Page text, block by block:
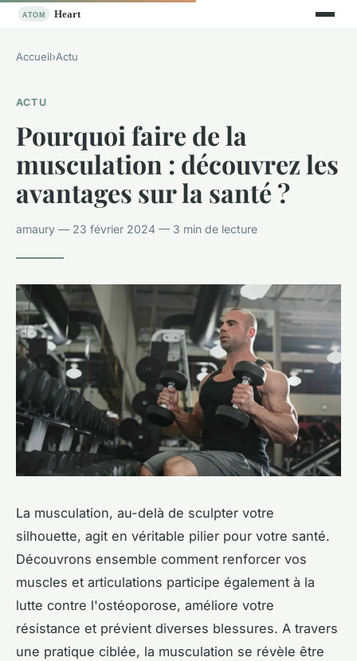
Accueil›Actu
ACTU
Pourquoi faire de la
musculation : découvrez les
avantages sur la santé ?
amaury — 23 février 2024 — 3 min de lecture
La musculation, au-delà de sculpter votre
silhouette, agit en véritable pilier pour votre santé.
Découvrons ensemble comment renforcer vos
muscles et articulations participe également à la
lutte contre l'ostéoporose, améliore votre
résistance et prévient diverses blessures. A travers
une pratique ciblée, la musculation se révèle être